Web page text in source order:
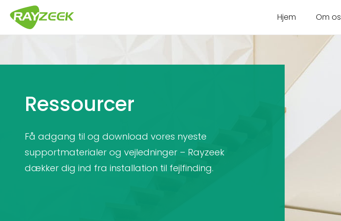
indhold
Hjem Om os
Ressourcer
Få adgang til og download vores nyeste
supportmaterialer og vejledninger – Rayzeek
dækker dig ind fra installation til fejlfinding.